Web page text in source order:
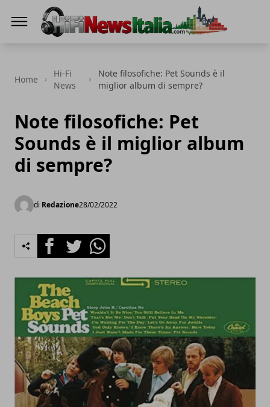
Home
Hi-Fi
News
Note filosofiche: Pet Sounds è il
miglior album di sempre?
Note filosofiche: Pet
Sounds è il miglior album
di sempre?
di Redazione28/02/2022
FacebookTwitterWhatsapp